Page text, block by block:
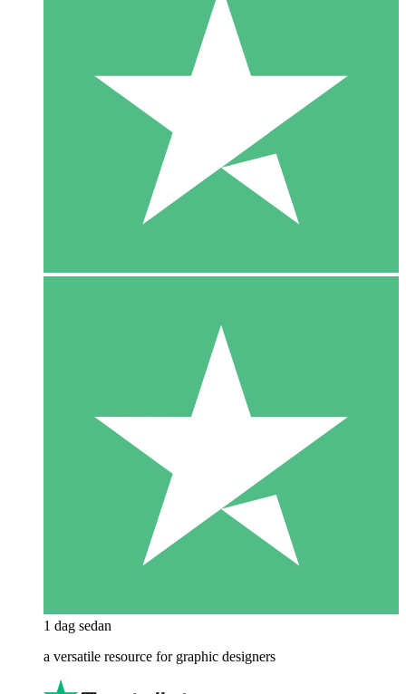
1 dag sedan
a versatile resource for graphic designers